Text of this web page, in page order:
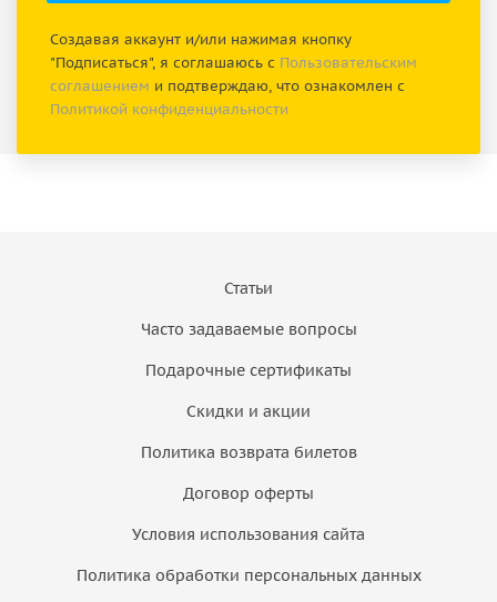
Создавая аккаунт и/или нажимая кнопку
"Подписаться", я соглашаюсь с Пользовательским
соглашением и подтверждаю, что ознакомлен с
Политикой конфиденциальности
Статьи
Часто задаваемые вопросы
Подарочные сертификаты
Скидки и акции
Политика возврата билетов
Договор оферты
Условия использования сайта
Политика обработки персональных данных